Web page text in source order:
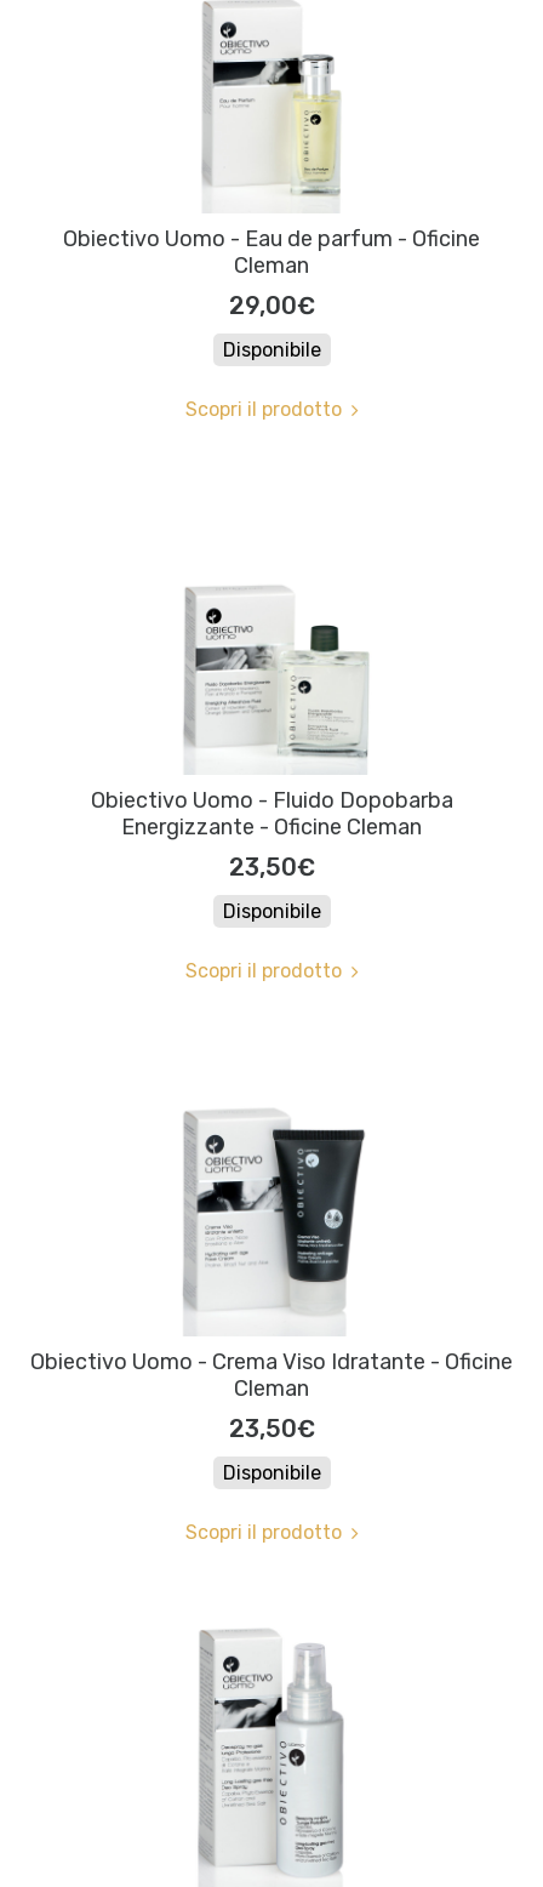
Obiectivo Uomo - Eau de parfum - Oficine
Cleman
29,00€
Disponibile
Scopri il prodotto
Obiectivo Uomo - Fluido Dopobarba
Energizzante - Oficine Cleman
23,50€
Disponibile
Scopri il prodotto
Obiectivo Uomo - Crema Viso Idratante - Oficine
Cleman
23,50€
Disponibile
Scopri il prodotto